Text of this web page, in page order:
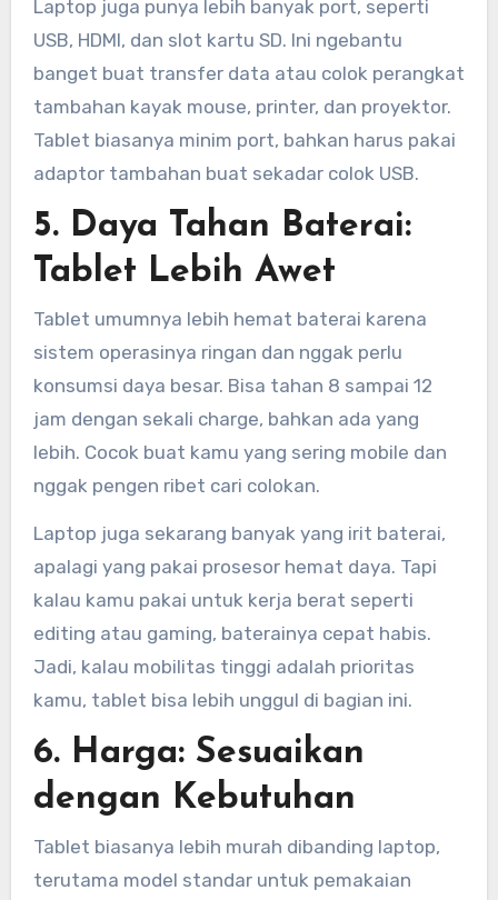
Laptop juga punya lebih banyak port, seperti
USB, HDMI, dan slot kartu SD. Ini ngebantu
banget buat transfer data atau colok perangkat
tambahan kayak mouse, printer, dan proyektor.
Tablet biasanya minim port, bahkan harus pakai
adaptor tambahan buat sekadar colok USB.
5. Daya Tahan Baterai:
Tablet Lebih Awet
Tablet umumnya lebih hemat baterai karena
sistem operasinya ringan dan nggak perlu
konsumsi daya besar. Bisa tahan 8 sampai 12
jam dengan sekali charge, bahkan ada yang
lebih. Cocok buat kamu yang sering mobile dan
nggak pengen ribet cari colokan.
Laptop juga sekarang banyak yang irit baterai,
apalagi yang pakai prosesor hemat daya. Tapi
kalau kamu pakai untuk kerja berat seperti
editing atau gaming, baterainya cepat habis.
Jadi, kalau mobilitas tinggi adalah prioritas
kamu, tablet bisa lebih unggul di bagian ini.
6. Harga: Sesuaikan
dengan Kebutuhan
Tablet biasanya lebih murah dibanding laptop,
terutama model standar untuk pemakaian